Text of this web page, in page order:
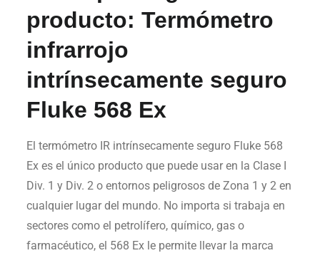
producto: Termómetro
infrarrojo
intrínsecamente seguro
Fluke 568 Ex
El termómetro IR intrínsecamente seguro Fluke 568
Ex es el único producto que puede usar en la Clase I
Div. 1 y Div. 2 o entornos peligrosos de Zona 1 y 2 en
cualquier lugar del mundo. No importa si trabaja en
sectores como el petrolífero, químico, gas o
farmacéutico, el 568 Ex le permite llevar la marca